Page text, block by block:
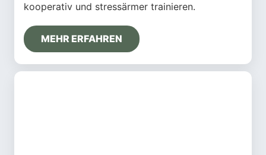
kooperativ und stressärmer trainieren.
MEHR ERFAHREN